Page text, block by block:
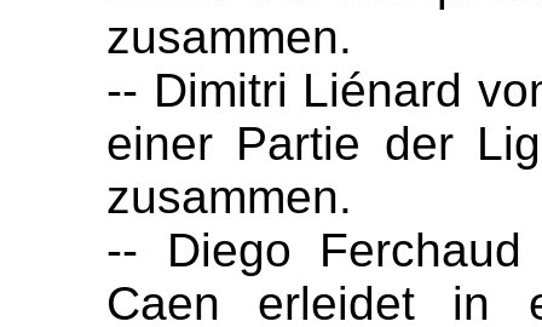
zusammen.
-- Dimitri Liénard
einer Partie der
zusammen.
-- Diego
Caen erleidet in